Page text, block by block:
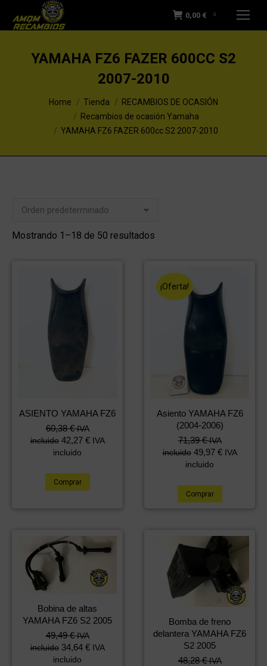
0,00 € 0
YAMAHA FZ6 FAZER 600CC S2
2007-2010
You are here:Home Tienda
RECAMBIOS DE OCASIÓN
Recambios de ocasión Yamaha
YAMAHA FZ6 FAZER 600cc S2 2007-2010
Mostrando 1–18 de 50 resultados
ASIENTO YAMAHA FZ6
60,38€ IVA
incluido 42,27 € IVA
incluido
Comprar
¡Oferta!
Asiento YAMAHA FZ6
(2004-2006)
El
precio
original
119,99 €.
71,39€El
precio
actual
71,39 €.
IVA
incluido 49,97 € IVA
incluido
Comprar
Bobina de altas
YAMAHA FZ6 S2 2005
49,49€ IVA
incluido 34,64 € IVA
incluido
Bomba de freno
delantera YAMAHA FZ6
S2 2005
48,28€ IVA